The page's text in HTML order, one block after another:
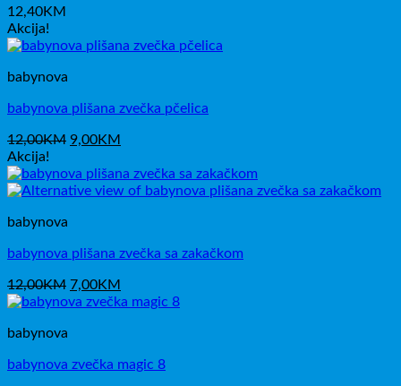
12,40KM
Akcija!
babynova
babynova plišana zvečka pčelica
12,00KM Izvorna
bila
je:
9,00KM
je:
9,00KM.
Akcija!
babynova
babynova plišana zvečka sa zakačkom
12,00KM Izvorna
cijena
7,00KM
cijena
babynova
babynova zvečka magic 8